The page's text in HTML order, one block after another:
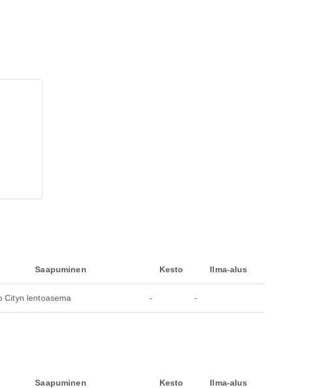
Saapuminen Kesto Ilma-alus
Cityn lentoasema - -
Saapuminen Kesto Ilma-alus